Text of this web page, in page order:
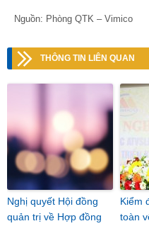
Nguồn: Phòng QTK – Vimico
THÔNG TIN LIÊN QUAN
Nghị quyết Hội đồng
quản trị về Hợp đồng
Kiểm
toàn